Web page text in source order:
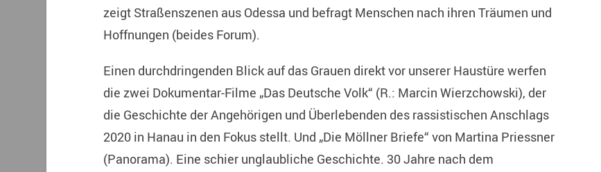
zeigt Straßenszenen aus Odessa und befragt Menschen nach ihren Träumen und
Hoffnungen (beides Forum).
Einen durchdringenden Blick auf das Grauen direkt vor unserer Haustüre werfen
die zwei Dokumentar-Filme „Das Deutsche Volk“ (R.: Marcin Wierzchowski), der
die Geschichte der Angehörigen und Überlebenden des rassistischen Anschlags
2020 in Hanau in den Fokus stellt. Und „Die Möllner Briefe“ von Martina Priessner
(Panorama). Eine schier unglaubliche Geschichte. 30 Jahre nach dem